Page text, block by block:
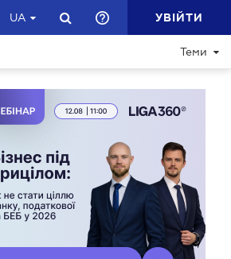
UA УВІЙТИ
Теми